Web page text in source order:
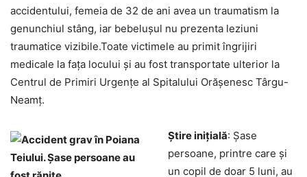
accidentului, femeia de 32 de ani avea un traumatism la
genunchiul stâng, iar bebelușul nu prezenta leziuni
traumatice vizibile.Toate victimele au primit îngrijiri
medicale la fața locului și au fost transportate ulterior la
Centrul de Primiri Urgențe al Spitalului Orășenesc Târgu-
Neamț.
Știre inițială: Șase
persoane, printre care și
un copil de doar 5 luni, au